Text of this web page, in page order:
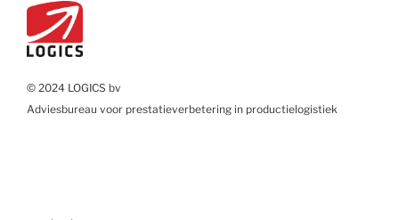
© 2024 LOGICS bv
Adviesbureau voor prestatieverbetering in productielogistiek